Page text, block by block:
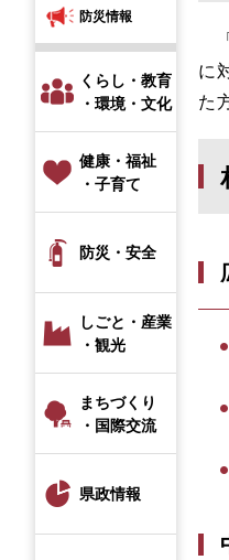
防災情報
くらし・教育
・環境・文化
健康・福祉
・子育て
防災・安全
しごと・産業
・観光
まちづくり
・国際交流
県政情報
に
た